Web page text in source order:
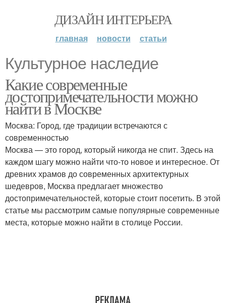
ДИЗАЙН ИНТЕРЬЕРА
главная новости статьи
Культурное наследие
Какие современные
достопримечательности можно
найти в Москве
Москва: Город, где традиции встречаются с
современностью
Москва — это город, который никогда не спит. Здесь на
каждом шагу можно найти что-то новое и интересное. От
древних храмов до современных архитектурных
шедевров, Москва предлагает множество
достопримечательностей, которые стоит посетить. В этой
статье мы рассмотрим самые популярные современные
места, которые можно найти в столице России.